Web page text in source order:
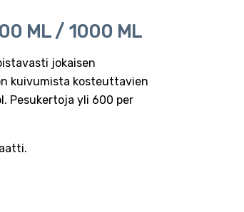
ML / 1000 ML
jokaisen
kuivumista kosteuttavien
Pesukertoja yli 600 per